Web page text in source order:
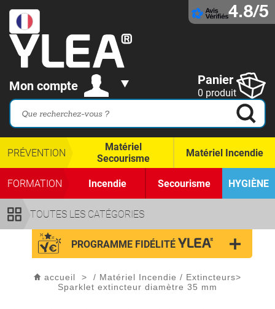
4.8/5
Mon compte Panier
0 produit
TOUTES LES CATÉGORIES
PRÉVENTION
Matériel
Secourisme
Matériel Incendie
FORMATION Incendie Secourisme HYGIÈNE
PROGRAMME FIDÉLITÉ
accueil > / Matériel Incendie / Extincteurs>
Sparklet extincteur diamètre 35 mm